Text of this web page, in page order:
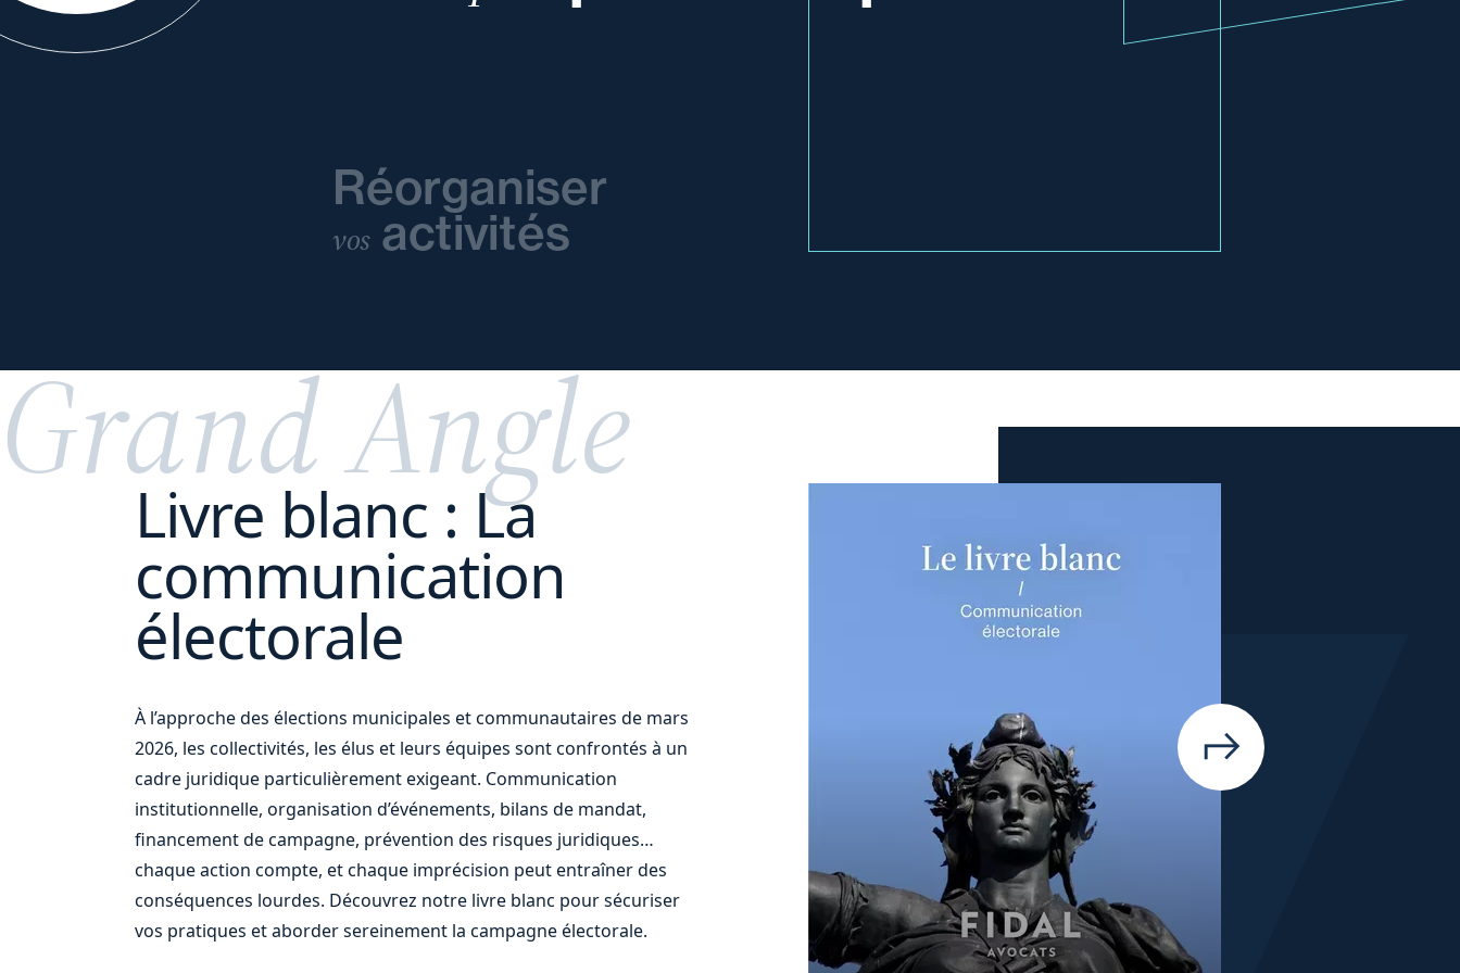
Réorganiser
vosactivités
et
Grand Angle
Livre blanc : La
communication
électorale
À l’approche des élections municipales et communautaires de mars
2026, les collectivités, les élus et leurs équipes sont confrontés à un
cadre juridique particulièrement exigeant. Communication
institutionnelle, organisation d’événements, bilans de mandat,
financement de campagne, prévention des risques juridiques…
chaque action compte, et chaque imprécision peut entraîner des
conséquences lourdes. Découvrez notre livre blanc pour sécuriser
vos pratiques et aborder sereinement la campagne électorale.